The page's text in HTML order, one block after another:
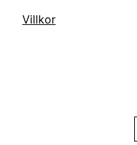
Villkor